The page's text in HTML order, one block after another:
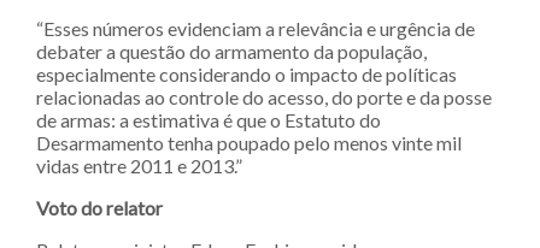
“Esses números evidenciam a relevância e urgência de
debater a questão do armamento da população,
especialmente considerando o impacto de políticas
relacionadas ao controle do acesso, do porte e da posse
de armas: a estimativa é que o Estatuto do
Desarmamento tenha poupado pelo menos vinte mil
vidas entre 2011 e 2013.”
Voto do relator